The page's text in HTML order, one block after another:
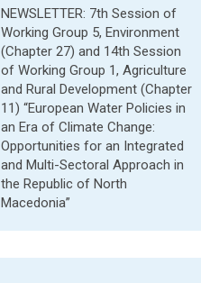
NEWSLETTER: 7th Session of
Working Group 5, Environment
(Chapter 27) and 14th Session
of Working Group 1, Agriculture
and Rural Development (Chapter
11) “European Water Policies in
an Era of Climate Change:
Opportunities for an Integrated
and Multi-Sectoral Approach in
the Republic of North
Macedonia”